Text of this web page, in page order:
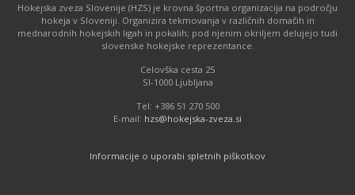
Hokejska zveza Slovenije (HZS) je krovna športna organizacija na področju
hokeja v Sloveniji. Organizira tekmovanja v različnih domačih in
mednarodnih hokejskih ligah in pokalih; pod njenim okriljem delujejo tudi
slovenske hokejske reprezentance.
Celovška cesta 25
SI-1000 Ljubljana
Tel: +386 51 270 500
E-mail: hzs@hokejska-zveza.si
Informacije o uporabi spletnih piškotkov